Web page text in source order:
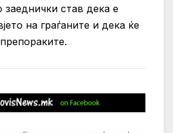
заеднички став дека е
на граѓаните и дека ќе